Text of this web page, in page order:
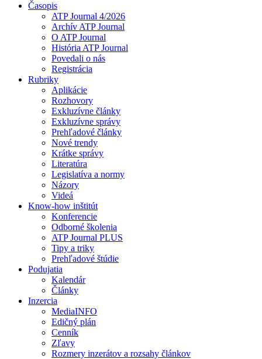
Časopis
ATP Journal 4/2026
Archív ATP Journal
O ATP Journal
História ATP Journal
Povedali o nás
Registrácia
Rubriky
Aplikácie
Rozhovory
Exkluzívne články
Exkluzívne správy
Prehľadové články
Nové trendy
Krátke správy
Literatúra
Legislatíva a normy
Názory
Videá
Know-how inštitút
Konferencie
Odborné školenia
ATP Journal PLUS
Tipy a triky
Prehľadové štúdie
Podujatia
Kalendár
Články
Inzercia
MediaINFO
Edičný plán
Cenník
Zľavy
Rozmery inzerátov a rozsahy článkov